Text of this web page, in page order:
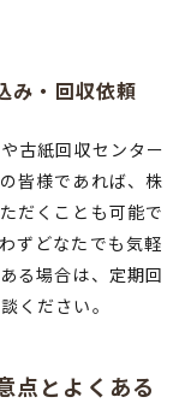
み・回収依頼
古紙回収センター
皆様であれば、株
だくことも可能で
ずどなたでも気軽
る場合は、定期回
ください。
点とよくある